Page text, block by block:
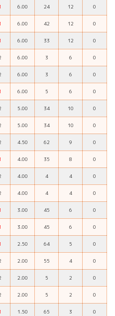
6.00 24 12 0
6.00 42 12 0
6.00 33 12 0
6.00 3 6 0
6.00 3 6 0
6.00 5 6 0
5.00 34 10 0
5.00 34 10 0
4.50 62 9 0
4.00 35 8 0
4.00 4 4 0
4.00 4 4 0
3.00 45 6 0
3.00 45 6 0
2.50 64 5 0
2.00 55 4 0
2.00 5 2 0
2.00 5 2 0
1.50 65 3 0